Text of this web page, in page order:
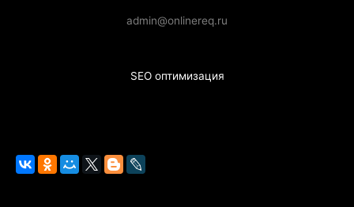
admin@onlinereq.ru
SEO оптимизация